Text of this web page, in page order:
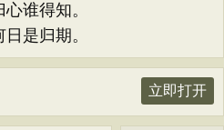
谁得知。
是归期。
立即打开